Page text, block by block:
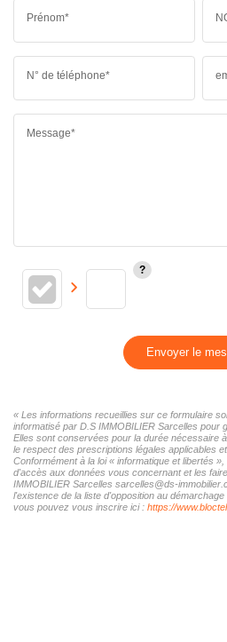
Prénom*
N° de téléphone*
Message*
Envoyer le
« Les informations recueillies sur ce formulaire
informatisé par D.S IMMOBILIER Sarcelles pour
Elles sont conservées pour la durée nécessaire
le respect des prescriptions légales applicables
Conformément à la loi « informatique et libertés
d'accès aux données vous concernant et les
IMMOBILIER Sarcelles sarcelles@ds-
l'existence de la liste d'opposition au
vous pouvez vous inscrire ici : https://